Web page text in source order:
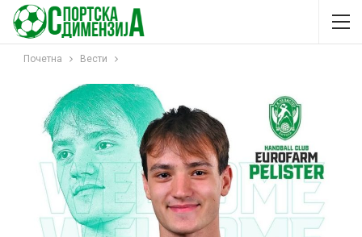
Почетна Вести